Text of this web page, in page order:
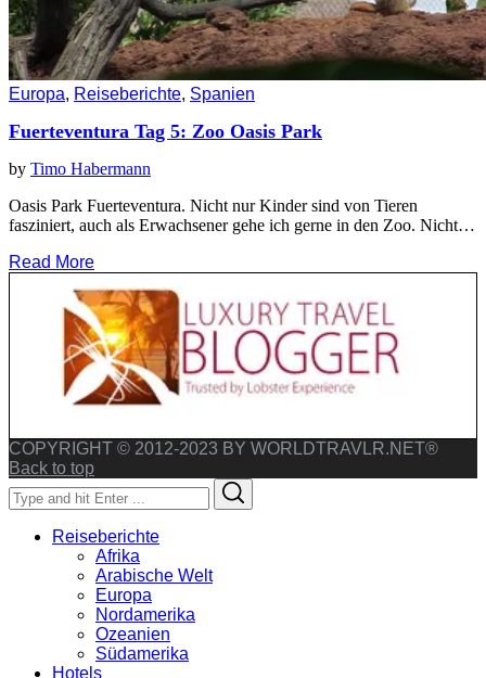
Europa, Reiseberichte, Spanien
Fuerteventura Tag 5: Zoo Oasis Park
by Timo Habermann
Oasis Park Fuerteventura. Nicht nur Kinder sind von Tieren
fasziniert, auch als Erwachsener gehe ich gerne in den Zoo. Nicht…
Read More
COPYRIGHT © 2012-2023 BY WORLDTRAVLR.NET®
Back to top
Search
for:
Reiseberichte
Afrika
Arabische Welt
Europa
Nordamerika
Ozeanien
Südamerika
Hotels